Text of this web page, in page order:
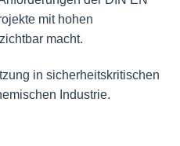
mit hohen
macht.
in sicherheitskritischen
Industrie.